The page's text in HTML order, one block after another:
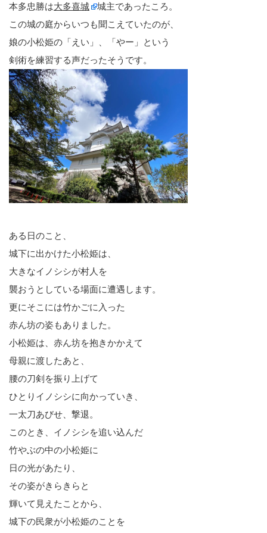
本多忠勝は大多喜城
城主であったころ。
この城の庭からいつも聞こえていたのが、
娘の小松姫の「えい」、「やー」という
剣術を練習する声だったそうです。
ある日のこと、
城下に出かけた小松姫は、
大きなイノシシが村人を
襲おうとしている場面に遭遇します。
更にそこには竹かごに入った
赤ん坊の姿もありました。
小松姫は、赤ん坊を抱きかかえて
母親に渡したあと、
腰の刀剣を振り上げて
ひとりイノシシに向かっていき、
一太刀あびせ、撃退。
このとき、イノシシを追い込んだ
竹やぶの中の小松姫に
日の光があたり、
その姿がきらきらと
輝いて見えたことから、
城下の民衆が小松姫のことを